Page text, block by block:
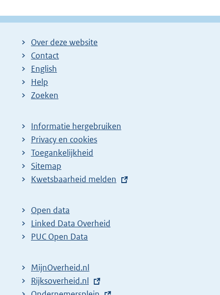
:l
Over deze website
Contact
English
Help
Zoeken
Informatie hergebruiken
Privacy en cookies
Toegankelijkheid
Sitemap
E
t
e
r
l
i
Kwetsbaarheid melden
Open data
Linked Data Overheid
PUC Open Data
MijnOverheid.nl
E
Rijksoverheid.nl